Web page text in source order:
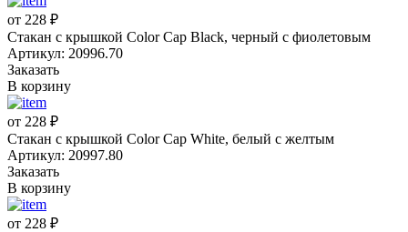
от 228 ₽
Стакан с крышкой Color Cap Black, черный с фиолетовым
Артикул: 20996.70
Заказать
В корзину
от 228 ₽
Стакан с крышкой Color Cap White, белый с желтым
Артикул: 20997.80
Заказать
В корзину
от 228 ₽